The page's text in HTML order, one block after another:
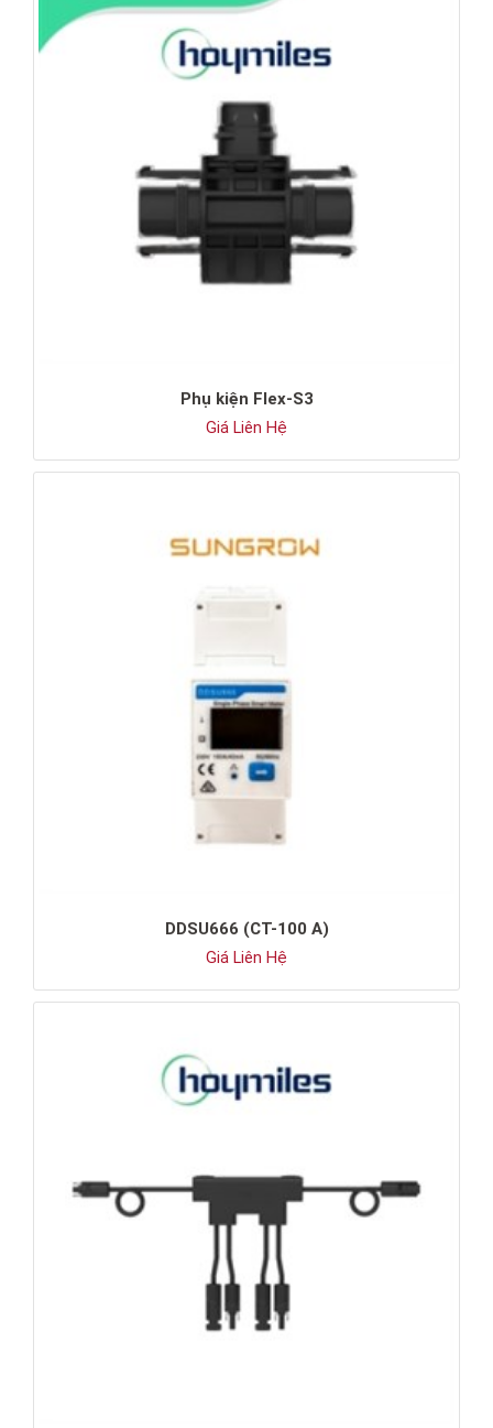
Phụ kiện Flex-S3
Giá Liên Hệ
DDSU666 (CT-100 A)
Giá Liên Hệ